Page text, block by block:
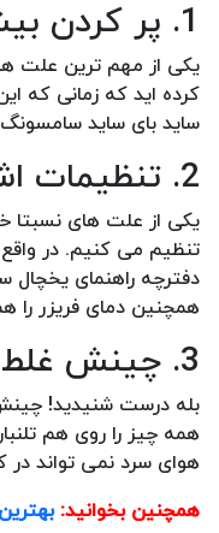
1. پر کردن بیش از حد کابین یخچال ساید بای ساید سامسونگ
یکی از مهم ترین علت
کرده اید که زمانی که
ساید بای ساید
2. تنظیمات اشتباه دما در یخچال ساید بای ساید سامسونگ
یکی از علت های نسبتا
تنظیم می کنیم. در
همچنین دمای فریزر را هم روی ۱۶- تا ۱۹-
3. چینش غلط مواد غذایی و ظروف در یخچال ساید بای ساید سامسونگ
بله درست شنیدید!
همه چیز را روی هم
هوای سرد نمی تواند
همچنین بخوانید: